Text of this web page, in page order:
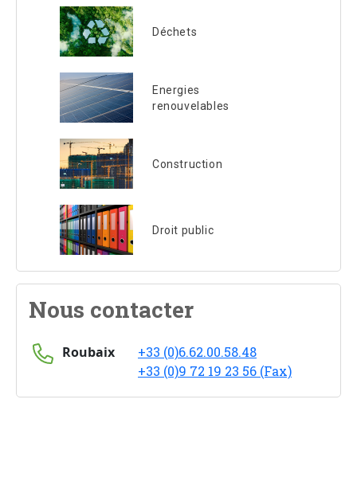
Déchets
Energies
renouvelables
Construction
Droit public
Nous contacter
Roubaix
+33 (0)6.62.00.58.48
+33 (0)9 72 19 23 56 (Fax)